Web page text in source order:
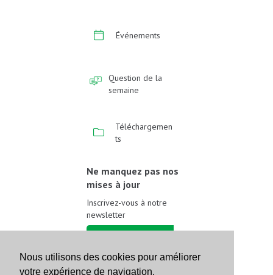
Nous utilisons des cookies pour améliorer
votre expérience de navigation.
Événements
Question de la
semaine
Téléchargemen
ts
Ne manquez pas nos
mises à jour
Inscrivez-vous à notre
newsletter
Suivez-nous sur les